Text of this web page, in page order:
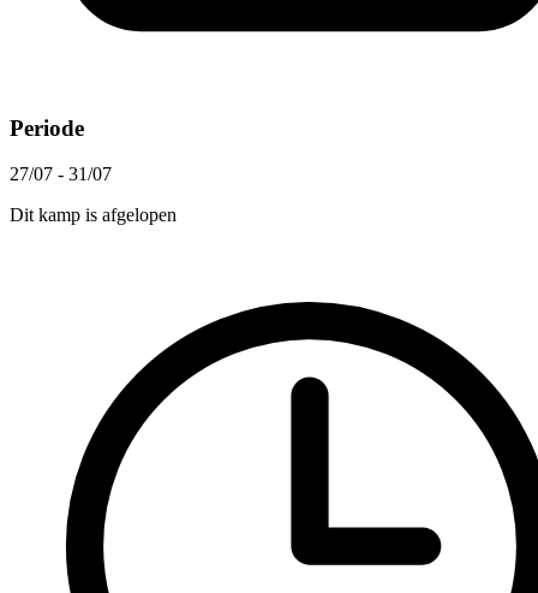
Periode
27/07 - 31/07
Dit kamp is afgelopen